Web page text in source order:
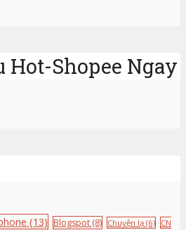
Hot-Shopee Ngay
(13) Blogspot (8) Chuyện lạ (6) CN